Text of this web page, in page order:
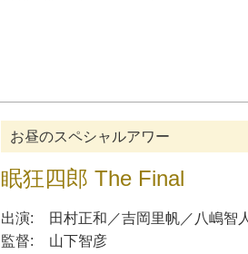
お昼のスペシャルアワー
眠狂四郎 The Final
出演: 田村正和 ／吉岡里帆 ／ 八嶋智人
監督:
山下智彦